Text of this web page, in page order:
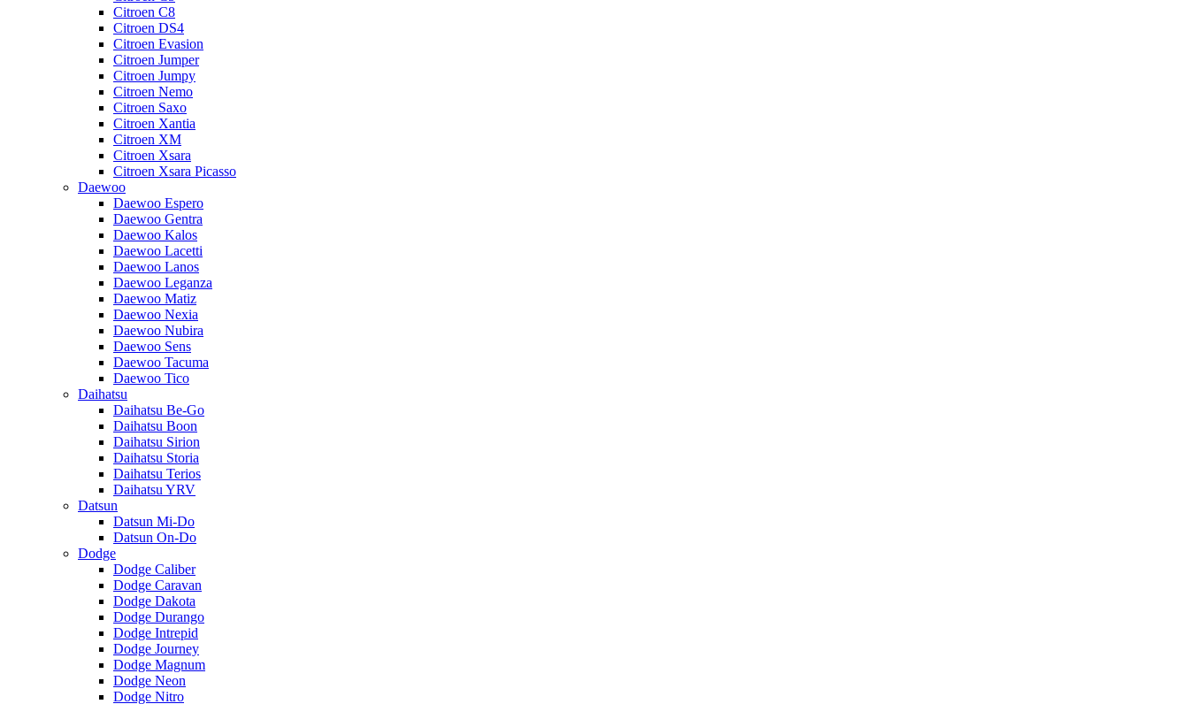
Citroen C8
Citroen DS4
Citroen Evasion
Citroen Jumper
Citroen Jumpy
Citroen Nemo
Citroen Saxo
Citroen Xantia
Citroen XM
Citroen Xsara
Citroen Xsara Picasso
Daewoo
Daewoo Espero
Daewoo Gentra
Daewoo Kalos
Daewoo Lacetti
Daewoo Lanos
Daewoo Leganza
Daewoo Matiz
Daewoo Nexia
Daewoo Nubira
Daewoo Sens
Daewoo Tacuma
Daewoo Tico
Daihatsu
Daihatsu Be-Go
Daihatsu Boon
Daihatsu Sirion
Daihatsu Storia
Daihatsu Terios
Daihatsu YRV
Datsun
Datsun Mi-Do
Datsun On-Do
Dodge
Dodge Caliber
Dodge Caravan
Dodge Dakota
Dodge Durango
Dodge Intrepid
Dodge Journey
Dodge Magnum
Dodge Neon
Dodge Nitro